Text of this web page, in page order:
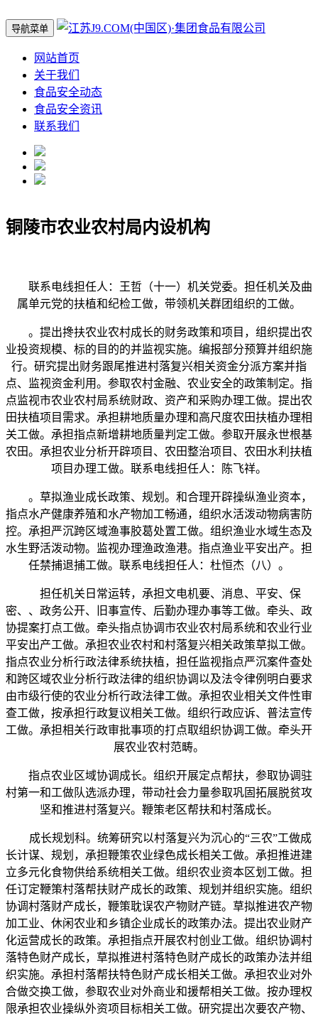
导航菜单
网站首页
关于我们
食品安全动态
食品安全资讯
联系我们
铜陵市农业农村局内设机构
联系电线担任人：王哲（十一）机关党委。担任机关及曲
属单元党的扶植和纪检工做，带领机关群团组织的工做。
。提出搀扶农业农村成长的财务政策和项目，组织提出农
业投资规模、标的目的的并监视实施。编报部分预算并组织施
行。研究提出财务跟尾推进村落复兴相关资金分派方案并指
点、监视资金利用。参取农村金融、农业安全的政策制定。指
点监视市农业农村局系统财政、资产和采购办理工做。提出农
田扶植项目需求。承担耕地质量办理和高尺度农田扶植办理相
关工做。承担指点新增耕地质量判定工做。参取开展永世根基
农田。承担农业分析开辟项目、农田整治项目、农田水利扶植
项目办理工做。联系电线担任人：陈飞祥。
。草拟渔业成长政策、规划。和合理开辟操纵渔业资本，
指点水产健康养殖和水产物加工畅通，组织水活泼动物病害防
控。承担严沉跨区域渔事胶葛处置工做。组织渔业水域生态及
水生野活泼动物。监视办理渔政渔港。指点渔业平安出产。担
任禁捕退捕工做。联系电线担任人：杜恒杰（八）。
担任机关日常运转，承担文电机要、消息、平安、保
密、、政务公开、旧事宣传、后勤办理办事等工做。牵头、政
协提案打点工做。牵头指点协调市农业农村局系统和农业行业
平安出产工做。承担农业农村和村落复兴相关政策草拟工做。
指点农业分析行政法律系统扶植，担任监视指点严沉案件查处
和跨区域农业分析行政法律的组织协调以及法令律例明白要求
由市级行使的农业分析行政法律工做。承担农业相关文件性审
查工做，按承担行政复议相关工做。组织行政应诉、普法宣传
工做。承担相关行政审批事项的打点取组织协调工做。牵头开
展农业农村范畴。
指点农业区域协调成长。组织开展定点帮扶，参取协调驻
村第一和工做队选派办理，带动社会力量参取巩固拓展脱贫攻
坚和推进村落复兴。鞭策老区帮扶和村落成长。
成长规划科。统筹研究以村落复兴为沉心的“三农”工做成
长计谋、规划，承担鞭策农业绿色成长相关工做。承担推进建
立多元化食物供给系统相关工做。组织农业资本区划工做。担
任订定鞭策村落帮扶财产成长的政策、规划并组织实施。组织
协调村落财产成长，鞭策耽误农产物财产链。草拟推进农产物
加工业、休闲农业和乡镇企业成长的政策办法。提出农业财产
化运营成长的政策。承担指点开展农村创业工做。组织协调村
落特色财产成长，草拟推进村落特色财产成长的政策办法并组
织实施。承担村落帮扶特色财产成长相关工做。承担农业对外
合做交换工做，参取农业对外商业和援帮相关工做。按办理权
限承担农业操纵外资项目标相关工做。研究提出次要农产物、